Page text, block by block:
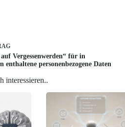
Vergessenwerden“ für in
enthaltene personenbezogene Daten
interessieren..